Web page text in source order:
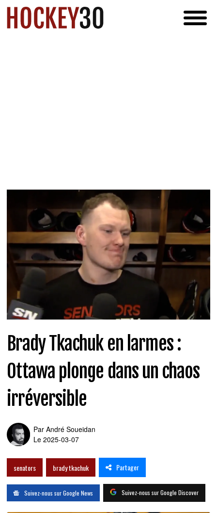
Brady Tkachuk en larmes :
Ottawa plonge dans un chaos
irréversible
Par André Soueidan
Le 2025-03-07
senators brady tkachuk Partager
Suivez-nous sur Google News Suivez-nous sur Google Discover